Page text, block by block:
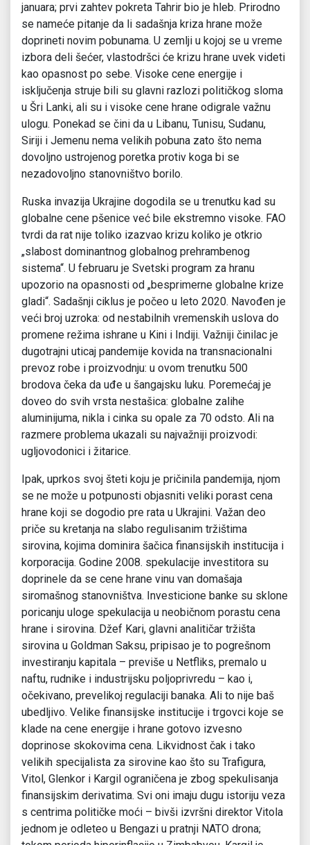
januara; prvi zahtev pokreta Tahrir bio je hleb. Prirodno
se nameće pitanje da li sadašnja kriza hrane može
doprineti novim pobunama. U zemlji u kojoj se u vreme
izbora deli šećer, vlastodršci će krizu hrane uvek videti
kao opasnost po sebe. Visoke cene energije i
isključenja struje bili su glavni razlozi političkog sloma
u Šri Lanki, ali su i visoke cene hrane odigrale važnu
ulogu. Ponekad se čini da u Libanu, Tunisu, Sudanu,
Siriji i Jemenu nema velikih pobuna zato što nema
dovoljno ustrojenog poretka protiv koga bi se
nezadovoljno stanovništvo borilo.
Ruska invazija Ukrajine dogodila se u trenutku kad su
globalne cene pšenice već bile ekstremno visoke. FAO
tvrdi da rat nije toliko izazvao krizu koliko je otkrio
„slabost dominantnog globalnog prehrambenog
sistema“. U februaru je Svetski program za hranu
upozorio na opasnosti od „besprimerne globalne krize
gladi“. Sadašnji ciklus je počeo u leto 2020. Navođen je
veći broj uzroka: od nestabilnih vremenskih uslova do
promene režima ishrane u Kini i Indiji. Važniji činilac je
dugotrajni uticaj pandemije kovida na transnacionalni
prevoz robe i proizvodnju: u ovom trenutku 500
brodova čeka da uđe u šangajsku luku. Poremećaj je
doveo do svih vrsta nestašica: globalne zalihe
aluminijuma, nikla i cinka su opale za 70 odsto. Ali na
razmere problema ukazali su najvažniji proizvodi:
ugljovodonici i žitarice.
Ipak, uprkos svoj šteti koju je pričinila pandemija, njom
se ne može u potpunosti objasniti veliki porast cena
hrane koji se dogodio pre rata u Ukrajini. Važan deo
priče su kretanja na slabo regulisanim tržištima
sirovina, kojima dominira šačica finansijskih institucija i
korporacija. Godine 2008. spekulacije investitora su
doprinele da se cene hrane vinu van domašaja
siromašnog stanovništva. Investicione banke su sklone
poricanju uloge spekulacija u neobičnom porastu cena
hrane i sirovina. Džef Kari, glavni analitičar tržišta
sirovina u Goldman Saksu, pripisao je to pogrešnom
investiranju kapitala – previše u Netfliks, premalo u
naftu, rudnike i industrijsku poljoprivredu – kao i,
očekivano, prevelikoj regulaciji banaka. Ali to nije baš
ubedljivo. Velike finansijske institucije i trgovci koje se
klade na cene energije i hrane gotovo izvesno
doprinose skokovima cena. Likvidnost čak i tako
velikih specijalista za sirovine kao što su Trafigura,
Vitol, Glenkor i Kargil ograničena je zbog spekulisanja
finansijskim derivatima. Svi oni imaju dugu istoriju veza
s centrima političke moći – bivši izvršni direktor Vitola
jednom je odleteo u Bengazi u pratnji NATO drona;